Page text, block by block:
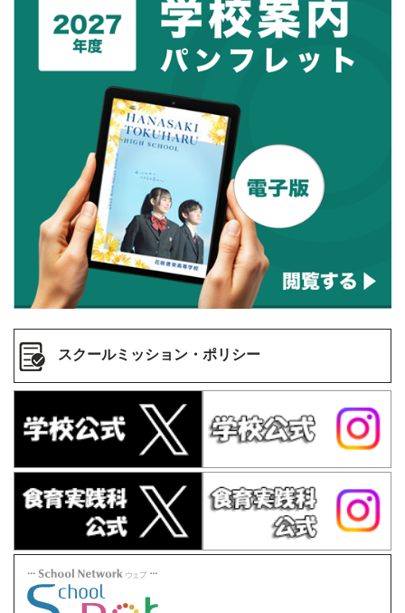
スクールミッション・ポリシー